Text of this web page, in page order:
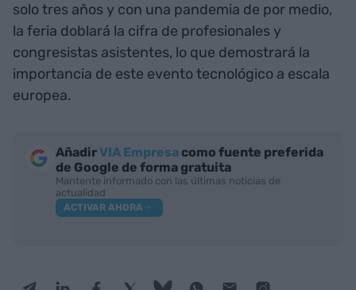
solo tres años y con una pandemia de por medio,
la feria doblará la cifra de profesionales y
congresistas asistentes, lo que demostrará la
importancia de este evento tecnológico a escala
europea.
AñadirVIA Empresa como fuente preferida
de Google de forma gratuita
Mantente informado con las últimas noticias de
actualidad
ACTIVAR AHORA